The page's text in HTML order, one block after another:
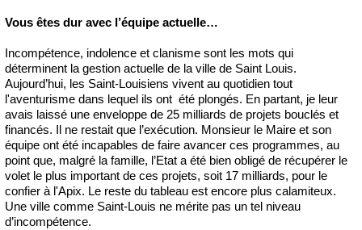
Vous êtes dur avec l’équipe actuelle…
Incompétence, indolence et clanisme sont les mots qui
déterminent la gestion actuelle de la ville de Saint Louis.
Aujourd’hui, les Saint-Louisiens vivent au quotidien tout
l'aventurisme dans lequel ils ont été plongés. En partant, je leur
avais laissé une enveloppe de 25 milliards de projets bouclés et
financés. Il ne restait que l’exécution. Monsieur le Maire et son
équipe ont été incapables de faire avancer ces programmes, au
point que, malgré la famille, l’Etat a été bien obligé de récupérer le
volet le plus important de ces projets, soit 17 milliards, pour le
confier à l'Apix. Le reste du tableau est encore plus calamiteux.
Une ville comme Saint-Louis ne mérite pas un tel niveau
d’incompétence.